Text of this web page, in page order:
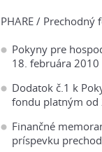
PHARE / Prechodný
Pokyny pre
18. februára 2010
Dodatok č.1 k
fondu platným od
Finančné
príspevku